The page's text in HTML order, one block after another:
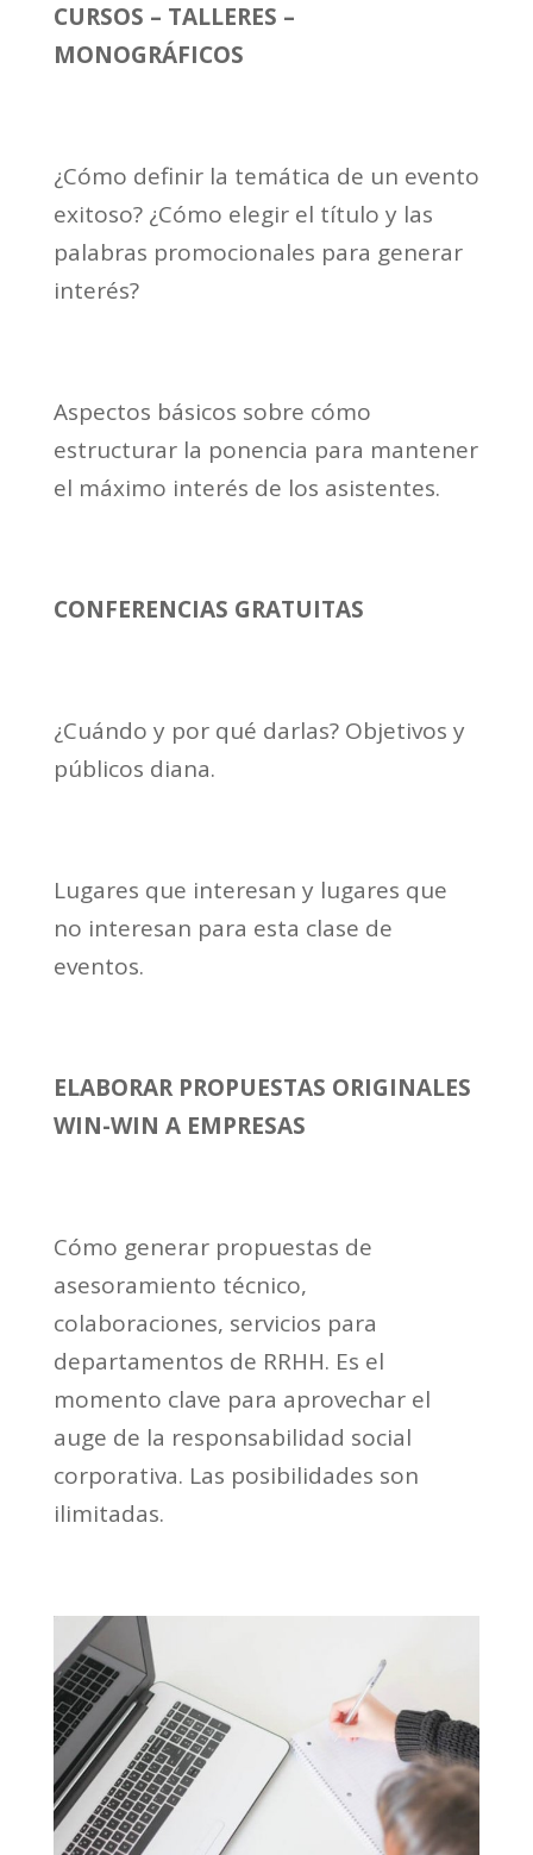
CURSOS – TALLERES –
MONOGRÁFICOS
¿Cómo definir la temática de un evento
exitoso? ¿Cómo elegir el título y las
palabras promocionales para generar
interés?
Aspectos básicos sobre cómo
estructurar la ponencia para mantener
el máximo interés de los asistentes.
CONFERENCIAS GRATUITAS
¿Cuándo y por qué darlas? Objetivos y
públicos diana.
Lugares que interesan y lugares que
no interesan para esta clase de
eventos.
ELABORAR PROPUESTAS ORIGINALES
WIN-WIN A EMPRESAS
Cómo generar propuestas de
asesoramiento técnico,
colaboraciones, servicios para
departamentos de RRHH. Es el
momento clave para aprovechar el
auge de la responsabilidad social
corporativa. Las posibilidades son
ilimitadas.